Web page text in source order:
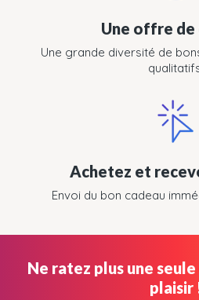
Une offre
Une grande diversité de
Achetez et
Envoi du bon cadeau
Ne ratez plus une
plaisir